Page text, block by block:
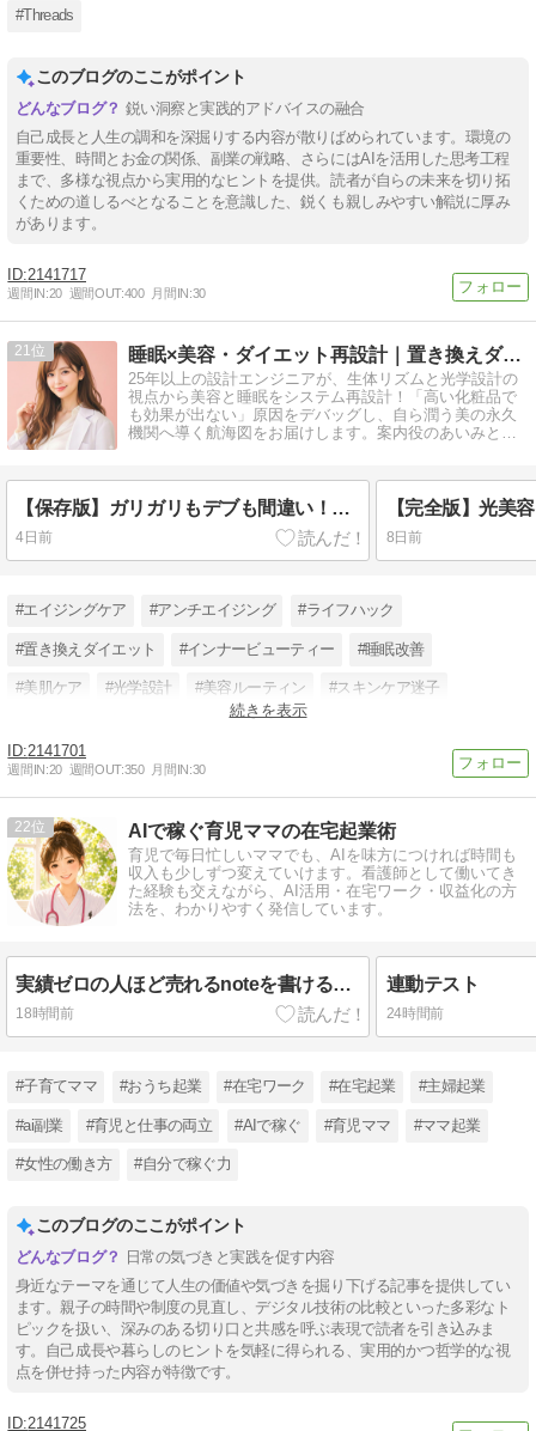
#Threads
このブログのここがポイント
鋭い洞察と実践的アドバイスの融合
自己成長と人生の調和を深掘りする内容が散りばめられています。環境の
重要性、時間とお金の関係、副業の戦略、さらにはAIを活用した思考工程
まで、多様な視点から実用的なヒントを提供。読者が自らの未来を切り拓
くための道しるべとなることを意識した、鋭くも親しみやすい解説に厚み
があります。
2141717
週間IN:20 週間OUT:400 月間IN:30
21 睡眠×美容・ダイエット再設計｜置き換えダイエット研究室
25年以上の設計エンジニアが、生体リズムと光学設計の
視点から美容と睡眠をシステム再設計！「高い化粧品で
も効果が出ない」原因をデバッグし、自ら潤う美の永久
機関へ導く航海図をお届けします。案内役のあいみと一
【保存版】ガリガリもデブも間違い！適正カロリーとタンパク質で『自ら潤う肉感乙女ボディ』を作る数理的アプローチ
4日前 8日前
#エイジングケア #アンチエイジング #ライフハック
#置き換えダイエット #インナービューティー #睡眠改善
#美肌ケア #光学設計 #美容ルーティン #スキンケア迷子
続きを表示
2141701
週間IN:20 週間OUT:350 月間IN:30
22 AIで稼ぐ育児ママの在宅起業術
育児で毎日忙しいママでも、AIを味方につければ時間も
収入も少しずつ変えていけます。看護師として働いてき
た経験も交えながら、AI活用・在宅ワーク・収益化の方
法を、わかりやすく発信しています。
実績ゼロの人ほど売れるnoteを書ける禁断法
18時間前
連動テスト
24時間前
#子育てママ #おうち起業 #在宅ワーク #在宅起業 #主婦起業
#ai副業 #育児と仕事の両立 #AIで稼ぐ #育児ママ #ママ起業
#女性の働き方 #自分で稼ぐ力
このブログのここがポイント
日常の気づきと実践を促す内容
身近なテーマを通じて人生の価値や気づきを掘り下げる記事を提供してい
ます。親子の時間や制度の見直し、デジタル技術の比較といった多彩なト
ピックを扱い、深みのある切り口と共感を呼ぶ表現で読者を引き込みま
す。自己成長や暮らしのヒントを気軽に得られる、実用的かつ哲学的な視
点を併せ持った内容が特徴です。
2141725